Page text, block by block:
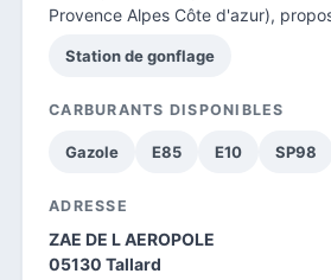
Provence Alpes Côte d'azur),
Station de gonflage
CARBURANTS DISPONIBLES
Gazole E85 E10 SP98
ADRESSE
ZAE DE L AEROPOLE
05130 Tallard